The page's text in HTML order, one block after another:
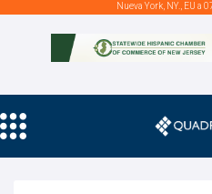
Nueva York, NY., EU a